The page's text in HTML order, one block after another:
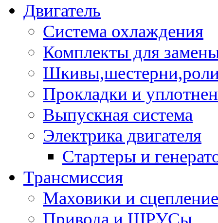
Двигатель
Система охлаждения
Комплекты для
Прокладки и
Выпускная система
Электрика двигателя
Стартеры и
Трансмиссия
Маховики и сцепление
Привода и ШРУСы